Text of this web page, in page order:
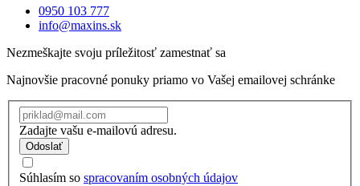
0950 103 777
info@maxins.sk
Nezmeškajte svoju príležitosť zamestnať sa
Najnovšie pracovné ponuky priamo vo Vašej emailovej schránke
Zadajte vašu e-mailovú adresu.
Odoslať
Súhlasím so spracovaním osobných údajov